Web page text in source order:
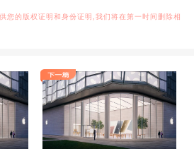
您的版权证明和身份证明,我们将在第一时间删除相